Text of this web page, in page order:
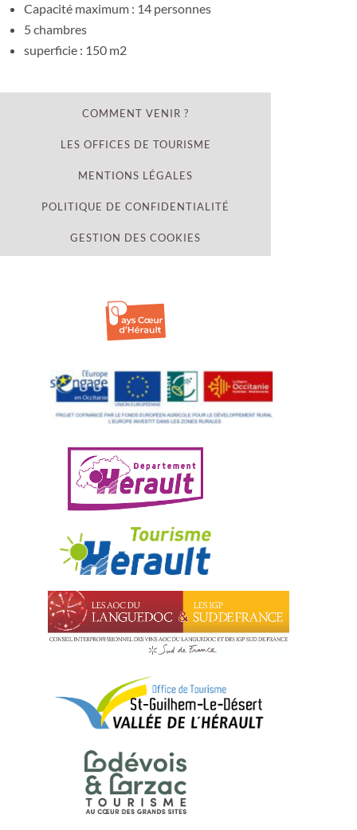
Capacité maximum : 14 personnes
5 chambres
superficie : 150 m2
COMMENT VENIR ?
LES OFFICES DE TOURISME
MENTIONS LÉGALES
POLITIQUE DE CONFIDENTIALITÉ
GESTION DES COOKIES